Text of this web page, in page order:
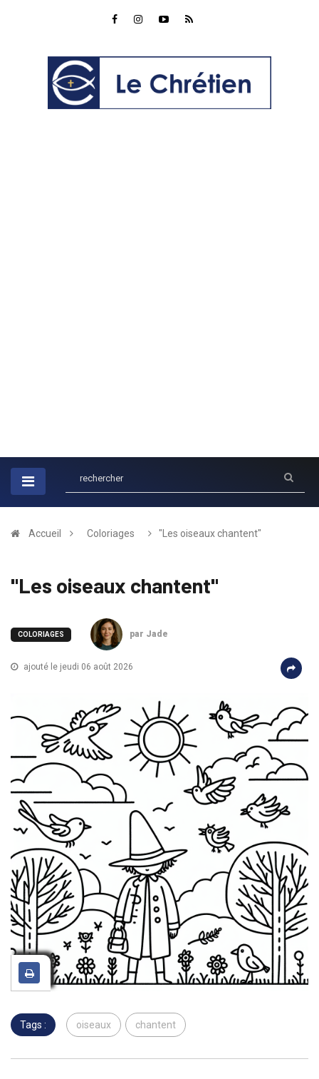
Accueil Coloriages "Les oiseaux chantent"
"Les oiseaux chantent"
COLORIAGES par Jade
ajouté le jeudi 06 août 2026
Tags : oiseaux chantent